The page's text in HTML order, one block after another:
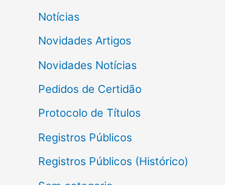
Notícias
Novidades Artigos
Novidades Notícias
Pedidos de Certidão
Protocolo de Títulos
Registros Públicos
Registros Públicos (Histórico)